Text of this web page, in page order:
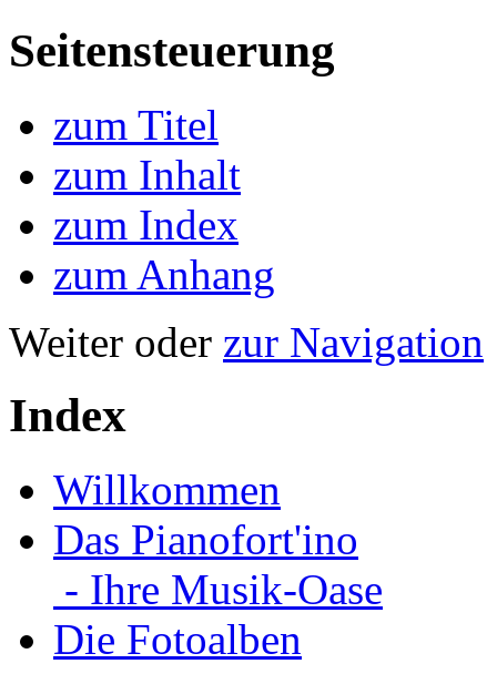
Seitensteuerung
zum Titel
zum Inhalt
zum Index
zum Anhang
Weiter oder zur Navigation
Index
Willkommen
Das Pianofort'ino
- Ihre Musik-Oase
Die Fotoalben